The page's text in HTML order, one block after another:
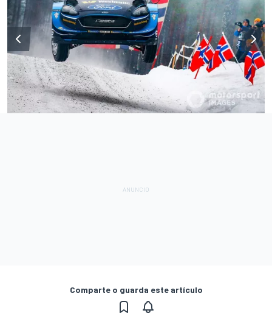
Comparte o guarda este artículo